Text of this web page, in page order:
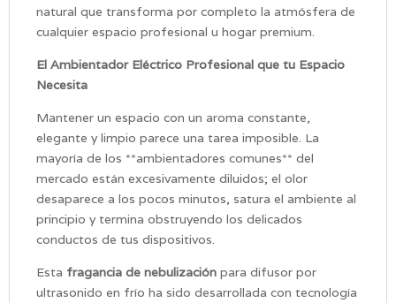
natural que transforma por completo la atmósfera de
cualquier espacio profesional u hogar premium.
El Ambientador Eléctrico Profesional que tu Espacio
Necesita
Mantener un espacio con un aroma constante,
elegante y limpio parece una tarea imposible. La
mayoría de los **ambientadores comunes** del
mercado están excesivamente diluidos; el olor
desaparece a los pocos minutos, satura el ambiente al
principio y termina obstruyendo los delicados
conductos de tus dispositivos.
Esta fragancia de nebulización para difusor por
ultrasonido en frío ha sido desarrollada con tecnología